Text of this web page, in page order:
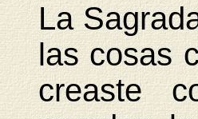
La
las cosas
creaste